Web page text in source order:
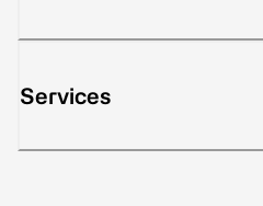
Services